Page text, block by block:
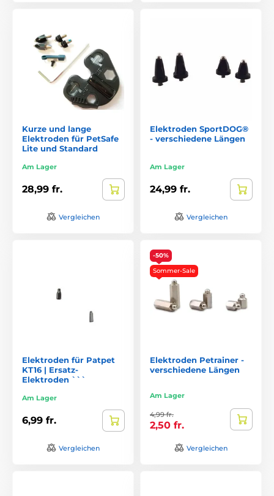
Kurze und lange
Elektroden für PetSafe
Lite und Standard
Am Lager
28,99 fr.
Vergleichen
Elektroden SportDOG®
- verschiedene Längen
Am Lager
24,99 fr.
Vergleichen
Elektroden für Patpet
KT16 | Ersatz-
Elektroden ```
Am Lager
6,99 fr.
Vergleichen
-50%
Sommer-Sale
Elektroden Petrainer -
verschiedene Längen
Am Lager
4,99 fr.
2,50 fr.
Vergleichen